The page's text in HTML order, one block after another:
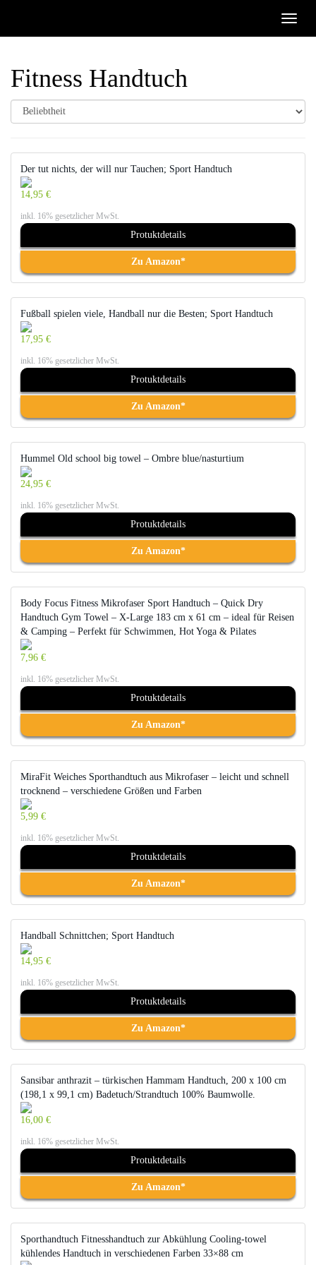
main
Toggle
Fitness Handtuch
Der tut nichts, der will nur Tauchen; Sport Handtuch
14,95 €
inkl. 16% gesetzlicher MwSt.
Protuktdetails
Zu Amazon*
Fußball spielen viele, Handball nur die Besten; Sport Handtuch
17,95 €
inkl. 16% gesetzlicher MwSt.
Protuktdetails
Zu Amazon*
Hummel Old school big towel – Ombre blue/nasturtium
24,95 €
inkl. 16% gesetzlicher MwSt.
Protuktdetails
Zu Amazon*
Body Focus Fitness Mikrofaser Sport Handtuch – Quick Dry
Handtuch Gym Towel – X-Large 183 cm x 61 cm – ideal für Reisen
& Camping – Perfekt für Schwimmen, Hot Yoga & Pilates
7,96 €
inkl. 16% gesetzlicher MwSt.
Protuktdetails
Zu Amazon*
MiraFit Weiches Sporthandtuch aus Mikrofaser – leicht und schnell
trocknend – verschiedene Größen und Farben
5,99 €
inkl. 16% gesetzlicher MwSt.
Protuktdetails
Zu Amazon*
Handball Schnittchen; Sport Handtuch
14,95 €
inkl. 16% gesetzlicher MwSt.
Protuktdetails
Zu Amazon*
Sansibar anthrazit – türkischen Hammam Handtuch, 200 x 100 cm
(198,1 x 99,1 cm) Badetuch/Strandtuch 100% Baumwolle.
16,00 €
inkl. 16% gesetzlicher MwSt.
Protuktdetails
Zu Amazon*
Sporthandtuch Fitnesshandtuch zur Abkühlung Cooling-towel
kühlendes Handtuch in verschiedenen Farben 33×88 cm